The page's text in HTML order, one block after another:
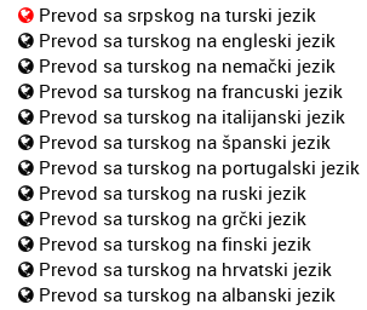
Prevod sa srpskog na turski jezik
Prevod sa turskog na engleski jezik
Prevod sa turskog na nemački jezik
Prevod sa turskog na francuski jezik
Prevod sa turskog na italijanski jezik
Prevod sa turskog na španski jezik
Prevod sa turskog na portugalski jezik
Prevod sa turskog na ruski jezik
Prevod sa turskog na grčki jezik
Prevod sa turskog na finski jezik
Prevod sa turskog na hrvatski jezik
Prevod sa turskog na albanski jezik